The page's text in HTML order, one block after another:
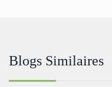
Blogs Similaires